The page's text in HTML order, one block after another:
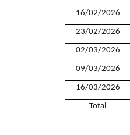
16/02/2026
23/02/2026
02/03/2026
09/03/2026
16/03/2026
Total